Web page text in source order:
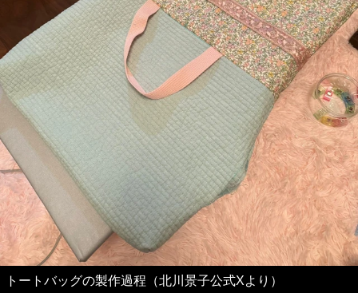
トートバッグの製作過程（北川景子公式Xより）